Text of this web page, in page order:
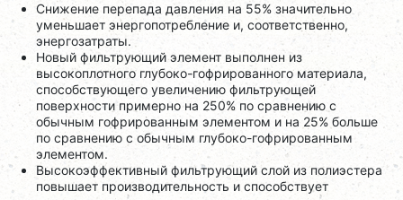
Снижение перепада давления на 55% значительно
уменьшает энергопотребление и, соответственно,
энергозатраты.
Новый фильтрующий элемент выполнен из
высокоплотного глубоко-гофрированного материала,
способствующего увеличению фильтрующей
поверхности примерно на 250% по сравнению с
обычным гофрированным элементом и на 25% больше
по сравнению с обычным глубоко-гофрированным
элементом.
Высокоэффективный фильтрующий слой из полиэстера
повышает производительность и способствует